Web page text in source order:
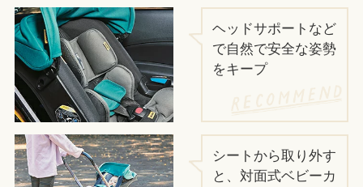
ヘッドサポートなど
で自然で安全な姿勢
をキープ
シートから取り外す
と、対面式ベビーカ